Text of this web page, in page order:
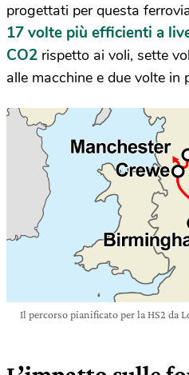
progettati per questa
17 volte più efficienti a
CO2 rispetto ai voli, sette
alle macchine e due volte
Il percorso pianificato per la HS2 da